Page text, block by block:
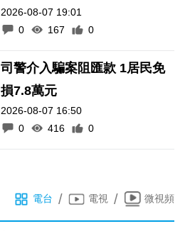
2026-08-07 19:01
0
167 0
司警介入騙案阻匯款 1居民免
損7.8萬元
2026-08-07 16:50
0
416 0
電台 / 電視 / 微視頻